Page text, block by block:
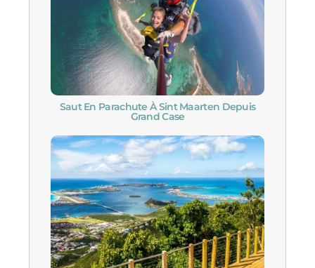
Saut En Parachute À Sint Maarten Depuis
Grand Case